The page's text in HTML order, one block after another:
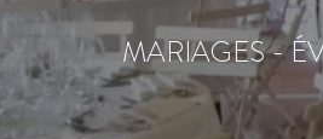
MARIAGES -